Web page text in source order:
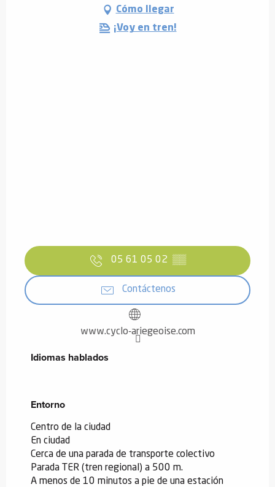
Cómo llegar
¡Voy en tren!
05 61 05 02 ▒▒
Contáctenos
www.cyclo-ariegeoise.com
Idiomas hablados
Idiomas hablados
Entorno
Entorno
Centro de la ciudad
En ciudad
Cerca de una parada de transporte colectivo
Parada TER (tren regional) a 500 m.
A menos de 10 minutos a pie de una estación